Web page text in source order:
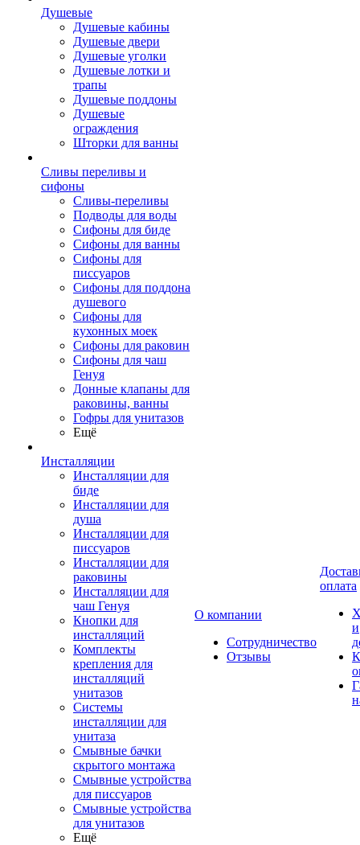
Душевые
Душевые кабины
Душевые двери
Душевые уголки
Душевые лотки и
трапы
Душевые поддоны
Душевые
ограждения
Шторки для ванны
Сливы переливы и
сифоны
Сливы-переливы
Подводы для воды
Сифоны для биде
Сифоны для ванны
Сифоны для
писсуаров
Сифоны для поддона
душевого
Сифоны для
кухонных моек
Сифоны для раковин
Сифоны для чаш
Генуя
Донные клапаны для
раковины, ванны
Гофры для унитазов
Ещё
Инсталляции
Инсталляции для
биде
Инсталляции для
душа
Инсталляции для
писсуаров
Инсталляции для
раковины
Инсталляции для
чаш Генуя
Кнопки для
инсталляций
Комплекты
крепления для
инсталляций
унитазов
Системы
инсталляции для
унитаза
Смывные бачки
скрытого монтажа
Смывные устройства
для писсуаров
Смывные устройства
для унитазов
Ещё
О компании
Сотрудничество
Отзывы
оплата
и